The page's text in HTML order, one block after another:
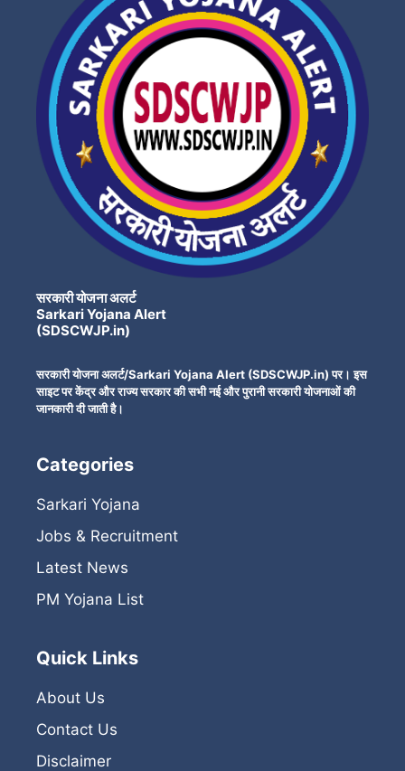
सरकारी योजना अलर्ट
Sarkari Yojana Alert
(SDSCWJP.in)
सरकारी योजना अलर्ट/Sarkari Yojana Alert (SDSCWJP.in) पर। इस
साइट पर केंद्र और राज्य सरकार की सभी नई और पुरानी सरकारी योजनाओं की
जानकारी दी जाती है।
Categories
Sarkari Yojana
Jobs & Recruitment
Latest News
PM Yojana List
Quick Links
About Us
Contact Us
Disclaimer